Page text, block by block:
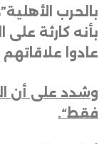
بالحرب
بأنه كارثة
عادوا
وشدد على أن
فقط“.